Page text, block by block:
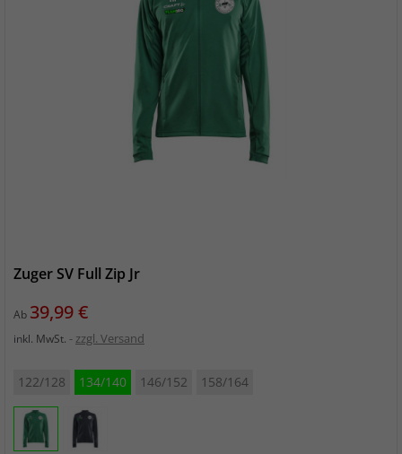
Zuger SV Full Zip Jr
Ab Preis
39,99 €
inkl. MwSt. zzgl. Versand
122/128 134/140 146/152 158/164